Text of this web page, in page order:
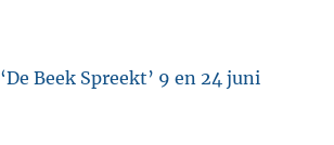
Beek Spreekt’ 9 en 24 juni